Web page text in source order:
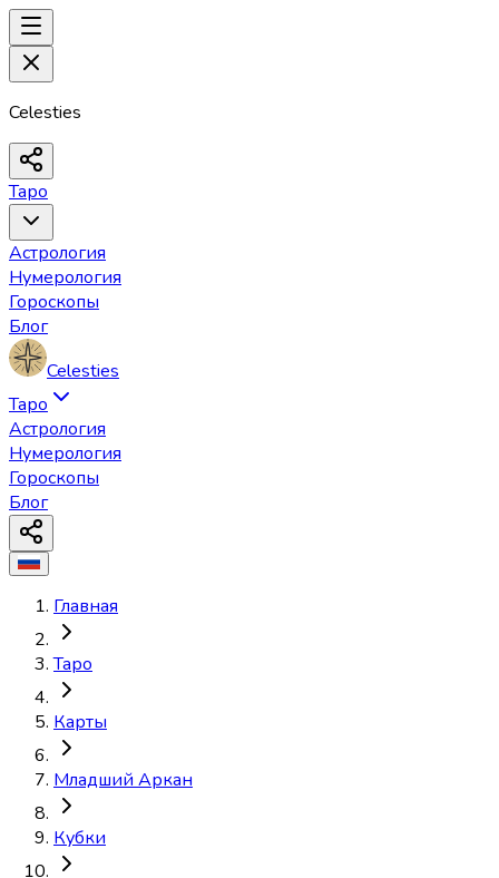
Celesties
Таро
Астрология
Нумерология
Гороскопы
Блог
Celesties
Таро
Астрология
Нумерология
Гороскопы
Блог
Главная
Таро
Карты
Младший Аркан
Кубки